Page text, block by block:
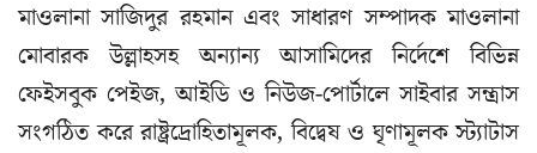
মাওলানা সাজিদুর রহমান এবং সাধারণ সম্পাদক মাওলানা
মোবারক উল্লাহসহ অন্যান্য আসামিদের নির্দেশে বিভিন্ন
ফেইসবুক পেইজ, আইডি ও নিউজ-পোর্টালে সাইবার সন্ত্রাস
সংগঠিত করে রাষ্ট্রদ্রোহিতামূলক, বিদ্বেষ ও ঘৃণামূলক স্ট্যাটাস